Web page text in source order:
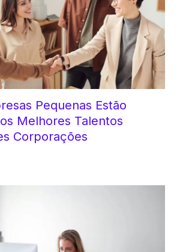
Pequenas Estão
Melhores Talentos
Corporações